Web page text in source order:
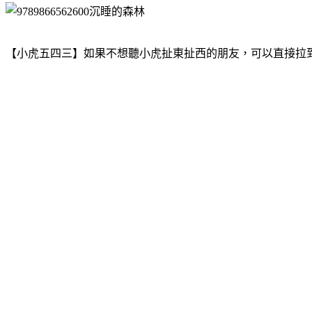
【小虎五四三】如果不想聽小虎扯東扯西的朋友，可以直接拉